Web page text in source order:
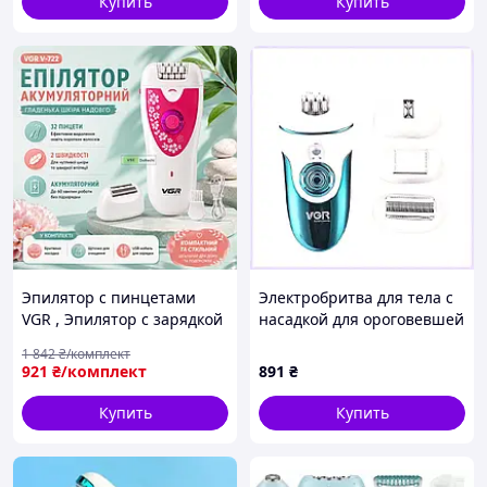
Эпилятор с пинцетами
VGR , Эпилятор с зарядкой
душа , Эпилятор без
раздражения , EWD
921 ₴/комплект
1 842₴/комплект
Купить
Электробритва для тела с
насадкой для ороговевшей
891 ₴
Купить